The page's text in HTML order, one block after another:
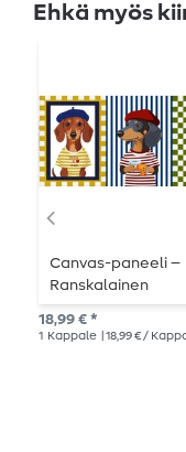
Ehkä myös
Canvas-paneeli –
Ranskalainen
mäyräkoira,
monivärinen
18,99 € *
1 Kappale | 18,99 € /